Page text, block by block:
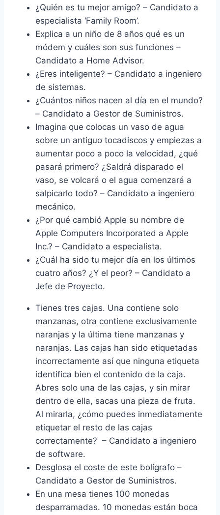
¿Quién es tu mejor amigo? – Candidato a
especialista ‘Family Room’.
Explica a un niño de 8 años qué es un
módem y cuáles son sus funciones –
Candidato a Home Advisor.
¿Eres inteligente? – Candidato a ingeniero
de sistemas.
¿Cuántos niños nacen al día en el mundo?
– Candidato a Gestor de Suministros.
Imagina que colocas un vaso de agua
sobre un antiguo tocadiscos y empiezas a
aumentar poco a poco la velocidad, ¿qué
pasará primero? ¿Saldrá disparado el
vaso, se volcará o el agua comenzará a
salpicarlo todo? – Candidato a ingeniero
mecánico.
¿Por qué cambió Apple su nombre de
Apple Computers Incorporated a Apple
Inc.? – Candidato a especialista.
¿Cuál ha sido tu mejor día en los últimos
cuatro años? ¿Y el peor? – Candidato a
Jefe de Proyecto.
Tienes tres cajas. Una contiene solo
manzanas, otra contiene exclusivamente
naranjas y la última tiene manzanas y
naranjas. Las cajas han sido etiquetadas
incorrectamente así que ninguna etiqueta
identifica bien el contenido de la caja.
Abres solo una de las cajas, y sin mirar
dentro de ella, sacas una pieza de fruta.
Al mirarla, ¿cómo puedes inmediatamente
etiquetar el resto de las cajas
correctamente? – Candidato a ingeniero
de software.
Desglosa el coste de este bolígrafo –
Candidato a Gestor de Suministros.
En una mesa tienes 100 monedas
desparramadas. 10 monedas están boca